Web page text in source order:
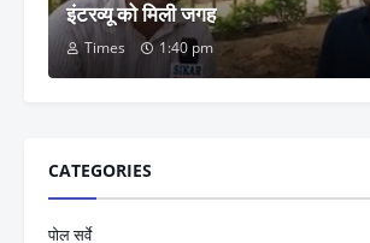
इंटरव्यू को मिली जगह
Times 1:40 pm
CATEGORIES
पोल सर्वे